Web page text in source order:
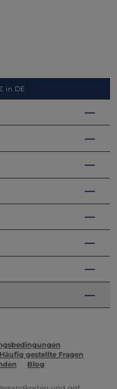
in DE
Häufig gestellte Fragen
Blog